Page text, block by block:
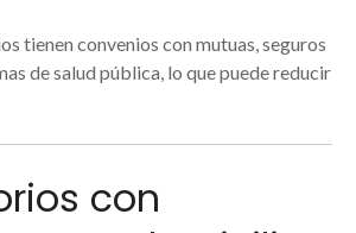
tienen convenios con mutuas, seguros
de salud pública, lo que puede reducir
con